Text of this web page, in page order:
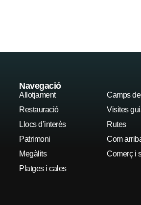
Navegació
Allotjament
Restauració
Llocs d’interès
Patrimoni
Megàlits
Platges i cales
Camps
Visites
Rutes
Com
Comerç i